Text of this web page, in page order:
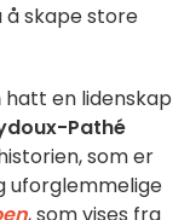
skape store
hatt en lidenskap
Pathé
som er
uforglemmelige